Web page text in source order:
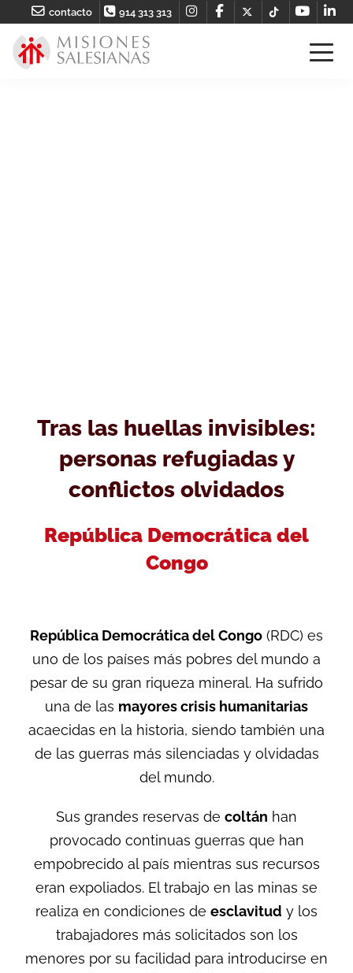
contacto 914 313 313
Tras las huellas invisibles:
personas refugiadas y
conflictos olvidados
República Democrática del
Congo
República Democrática del Congo (RDC) es
uno de los países más pobres del mundo a
pesar de su gran riqueza mineral. Ha sufrido
una de las mayores crisis humanitarias
acaecidas en la historia, siendo también una
de las guerras más silenciadas y olvidadas
del mundo.
Sus grandes reservas de coltán han
provocado continuas guerras que han
empobrecido al país mientras sus recursos
eran expoliados. El trabajo en las minas se
realiza en condiciones de esclavitud y los
trabajadores más solicitados son los
menores por su facilidad para introducirse en